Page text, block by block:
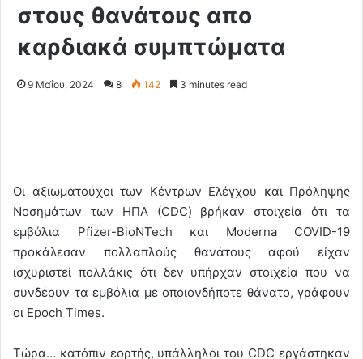
στους θανάτους απο
καρδιακά συμπτώματα
9 Μαΐου, 2024 8 142 3 minutes read
Οι αξιωματούχοι των Κέντρων Ελέγχου και Πρόληψης
Νοσημάτων των ΗΠΑ (CDC) βρήκαν στοιχεία ότι τα
εμβόλια Pfizer-BioNTech και Moderna COVID-19
προκάλεσαν πολλαπλούς θανάτους αφού είχαν
ισχυριστεί πολλάκις ότι δεν υπήρχαν στοιχεία που να
συνδέουν τα εμβόλια με οποιονδήποτε θάνατο, γράφουν
οι Epoch Times.
Τώρα… κατόπιν εορτής, υπάλληλοι του CDC εργάστηκαν